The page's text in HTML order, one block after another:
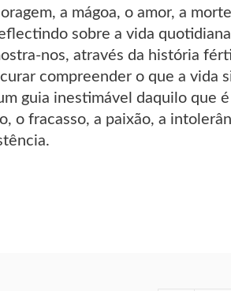
a mágoa, o amor, a
sobre a vida
nos, através da história
compreender o que a vida
guia inestimável daquilo que
o fracasso, a paixão, a